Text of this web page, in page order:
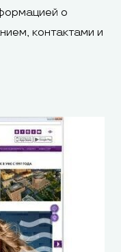
о
контактами и